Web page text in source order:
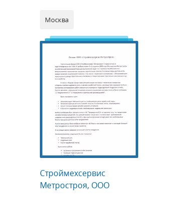
Москва
Строймехсервис
Метростроя, ООО